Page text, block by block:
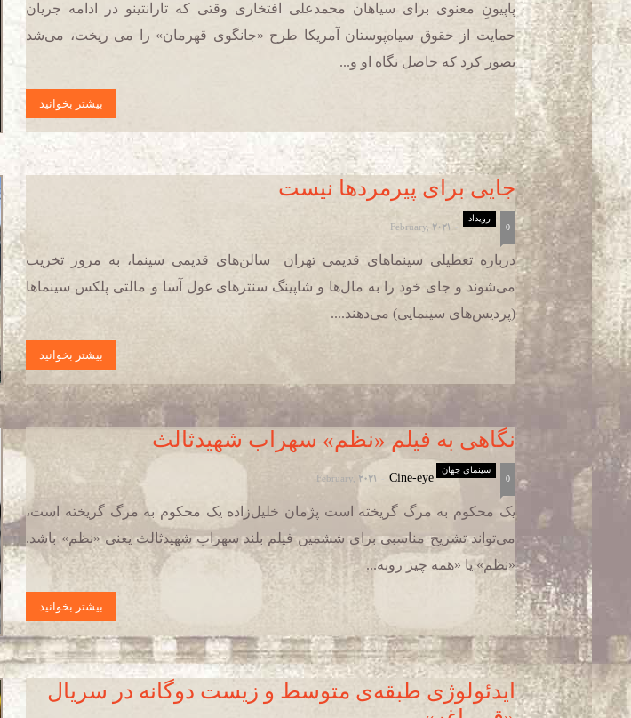
پاپیونِ معنوی برای سیاهان محمدعلی افتخاری وقتی که تارانتینو در ادامه جریان
حمایت از حقوق سیاه‌پوستان آمریکا طرح «جانگوی قهرمان» را می ریخت، می‌شد
تصور کرد که حاصل نگاه او و...
بیشتر بخوانید
جایی برای پیرمردها نیست
رویداد
February, 2021 0
درباره تعطیلی سینماهای قدیمی تهران سالن‌های قدیمی سینما، به مرور تخریب
می‌شوند و جای خود را به مال‌ها و شاپینگ سنترهای غول آسا و مالتی پلکس سینماها
(پردیس‌های سینمایی) می‌دهند....
بیشتر بخوانید
نگاهی به فیلم «نظم» سهراب شهیدثالث
سینمای جهان
Cine-eye
February, 2021 0
یک محکوم به مرگ گریخته است پژمان خلیل‌زاده یک محکوم به مرگ گریخته است،
می‌تواند تشریح مناسبی برای ششمین فیلم بلند سهراب شهیدثالث یعنی «نظم» باشد.
«نظم» یا «همه چیز روبه...
بیشتر بخوانید
ایدئولوژی طبقه‌ی متوسط و زیست دوگانه‌ در سریال